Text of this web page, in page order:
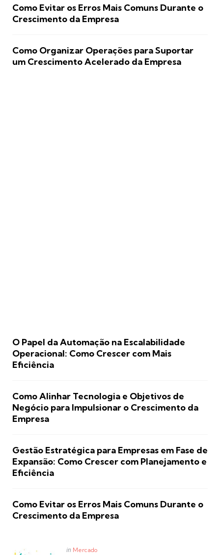
Como Evitar os Erros Mais Comuns Durante o
Crescimento da Empresa
Como Organizar Operações para Suportar
um Crescimento Acelerado da Empresa
O Papel da Automação na Escalabilidade
Operacional: Como Crescer com Mais
Eficiência
Como Alinhar Tecnologia e Objetivos de
Negócio para Impulsionar o Crescimento da
Empresa
Gestão Estratégica para Empresas em Fase de
Expansão: Como Crescer com Planejamento e
Eficiência
Como Evitar os Erros Mais Comuns Durante o
Crescimento da Empresa
Posted
in Mercado